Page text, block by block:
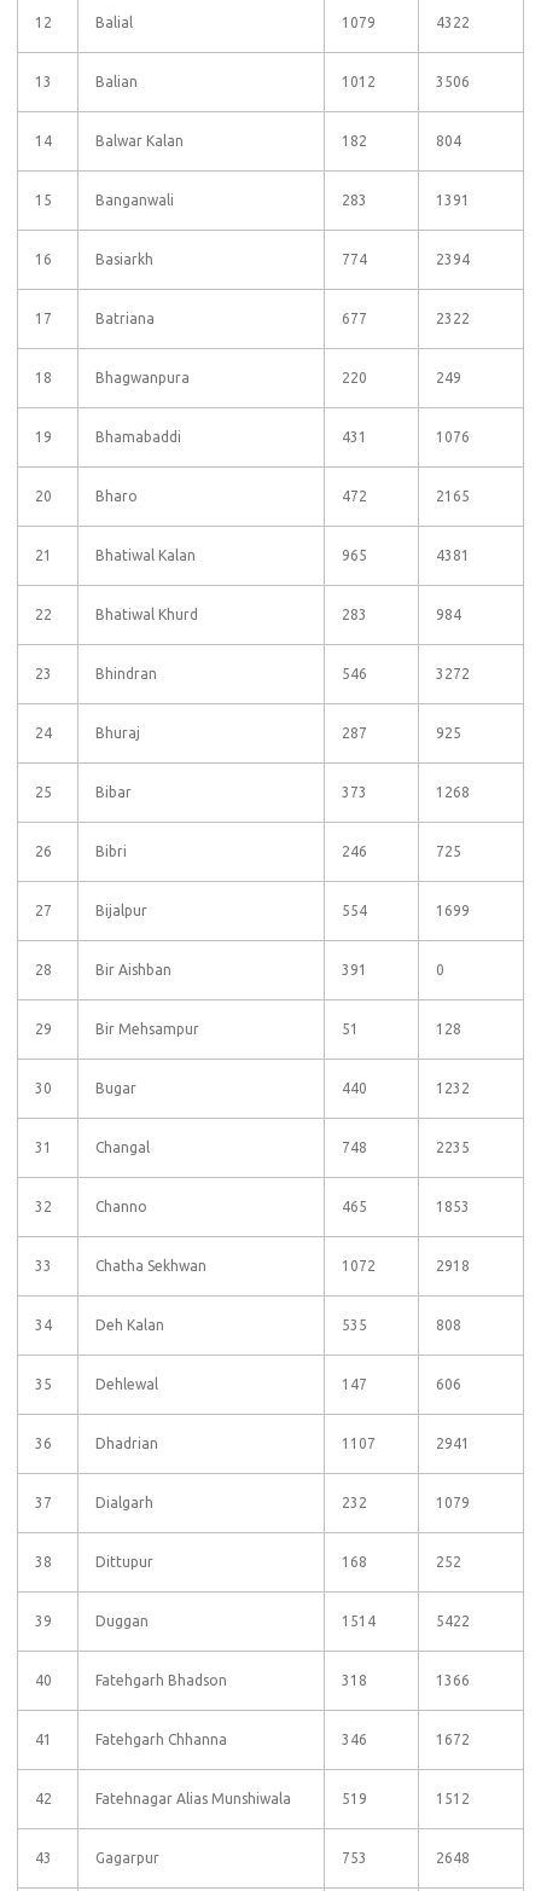
12 Balial 1079 4322
13 Balian 1012 3506
14 Balwar Kalan 182 804
15 Banganwali 283 1391
16 Basiarkh 774 2394
17 Batriana 677 2322
18 Bhagwanpura 220 249
19 Bhamabaddi 431 1076
20 Bharo 472 2165
21 Bhatiwal Kalan 965 4381
22 Bhatiwal Khurd 283 984
23 Bhindran 546 3272
24 Bhuraj 287 925
25 Bibar 373 1268
26 Bibri 246 725
27 Bijalpur 554 1699
28 Bir Aishban 391 0
29 Bir Mehsampur 51 128
30 Bugar 440 1232
31 Changal 748 2235
32 Channo 465 1853
33 Chatha Sekhwan 1072 2918
34 Deh Kalan 535 808
35 Dehlewal 147 606
36 Dhadrian 1107 2941
37 Dialgarh 232 1079
38 Dittupur 168 252
39 Duggan 1514 5422
40 Fatehgarh Bhadson 318 1366
41 Fatehgarh Chhanna 346 1672
42 Fatehnagar Alias Munshiwala 519 1512
43 Gagarpur 753 2648